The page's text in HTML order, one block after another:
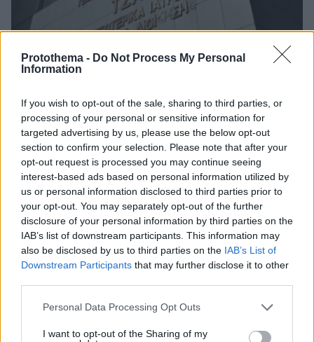
Protothema - Do Not Process My Personal
Information
If you wish to opt-out of the sale, sharing to third parties, or
processing of your personal or sensitive information for
targeted advertising by us, please use the below opt-out
section to confirm your selection. Please note that after your
opt-out request is processed you may continue seeing
interest-based ads based on personal information utilized by
us or personal information disclosed to third parties prior to
your opt-out. You may separately opt-out of the further
disclosure of your personal information by third parties on the
IAB’s list of downstream participants. This information may
also be disclosed by us to third parties on the IAB’s List of
Downstream Participants that may further disclose it to other
Please note that this website/app uses one or more Google
not limited to your visit or usage behaviour. You may click to
Personal Data Processing Opt Outs
I want to opt-out of the Sharing of my
Επιδεινώθηκε η υγεία της 62χρονης με τη λάθος μετάγγιση
στο Τζάνειο - Η οικογένεια της θέλει να γίνει δωρεά
οργάνων
02.07.2025, 10:59